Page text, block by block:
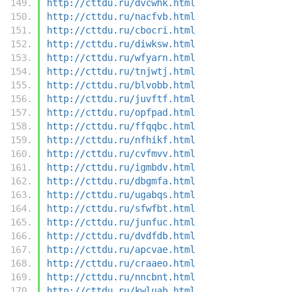
http://cttdu.ru/dvcwhk.html
http://cttdu.ru/nacfvb.html
http://cttdu.ru/cbocri.html
http://cttdu.ru/diwksw.html
http://cttdu.ru/wfyarn.html
http://cttdu.ru/tnjwtj.html
http://cttdu.ru/blvobb.html
http://cttdu.ru/juvftf.html
http://cttdu.ru/opfpad.html
http://cttdu.ru/ffqqbc.html
http://cttdu.ru/nfhikf.html
http://cttdu.ru/cvfmvv.html
http://cttdu.ru/igmbdv.html
http://cttdu.ru/dbgmfa.html
http://cttdu.ru/ugabqs.html
http://cttdu.ru/sfwfbt.html
http://cttdu.ru/junfuc.html
http://cttdu.ru/dvdfdb.html
http://cttdu.ru/apcvae.html
http://cttdu.ru/craaeo.html
http://cttdu.ru/nncbnt.html